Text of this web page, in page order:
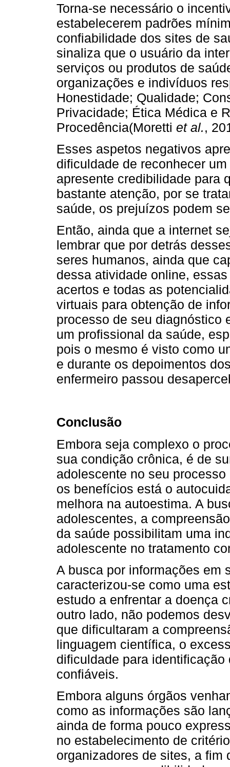
Torna-se necessário o
estabelecerem padrões
confiabilidade dos sites de
sinaliza que o usuário da
serviços ou produtos de
organizações e indivíduos
Honestidade; Qualidade;
Privacidade; Ética Médica e
Procedência(Moretti et al.,
Esses aspetos negativos
dificuldade de reconhecer
apresente credibilidade para
bastante atenção, por se
saúde, os prejuízos podem
Então, ainda que a internet
lembrar que por detrás
seres humanos, ainda que
dessa atividade online,
acertos e todas as
virtuais para obtenção de
processo de seu diagnóstico
um profissional da saúde,
pois o mesmo é visto como
e durante os depoimentos
enfermeiro passou
Conclusão
Embora seja complexo o
sua condição crônica, é de
adolescente no seu
os benefícios está o
melhora na autoestima. A
adolescentes, a
da saúde possibilitam uma
adolescente no tratamento
A busca por informações em
caracterizou-se como uma
estudo a enfrentar a doença
outro lado, não podemos
que dificultaram a
linguagem científica, o
dificuldade para
confiáveis.
Embora alguns órgãos
como as informações são
ainda de forma pouco
no estabelecimento de
organizadores de sites, a fim